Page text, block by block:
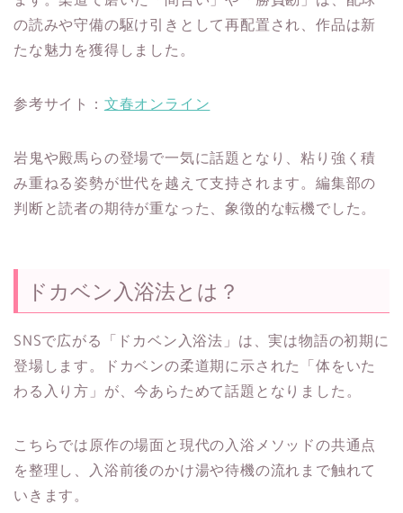
の読みや守備の駆け引きとして再配置され、作品は新
たな魅力を獲得しました。
参考サイト： 文春オンライン
岩鬼や殿馬らの登場で一気に話題となり、粘り強く積
み重ねる姿勢が世代を越えて支持されます。編集部の
判断と読者の期待が重なった、象徴的な転機でした。
ドカベン入浴法とは？
SNSで広がる「ドカベン入浴法」は、実は物語の初期に
登場します。ドカベンの柔道期に示された「体をいた
わる入り方」が、今あらためて話題となりました。
こちらでは原作の場面と現代の入浴メソッドの共通点
を整理し、入浴前後のかけ湯や待機の流れまで触れて
いきます。